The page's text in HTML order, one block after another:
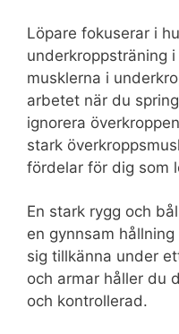
Löpare fokuserar i
underkroppsträning
musklerna i
arbetet när du
ignorera
stark
fördelar för dig som
En stark rygg och
en gynnsam
sig tillkänna under
och armar håller du
och kontrollerad.